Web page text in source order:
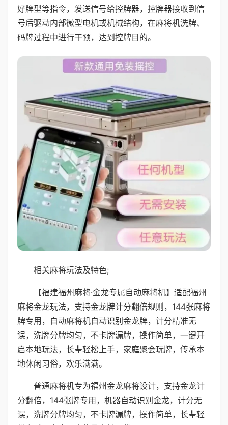
好牌型等指令，发送信号给控牌器，控牌器接收到信
号后驱动内部微型电机或机械结构，在麻将机洗牌、
码牌过程中进行干预，达到控牌目的。
相关麻将玩法及特色;
【福建福州麻将·金龙专属自动麻将机】适配福州
麻将金龙玩法，支持金龙牌计分翻倍规则，144张麻将
牌专用，自动麻将机自动识别金龙牌，计分精准无
误，洗牌分牌均匀，不卡牌漏牌，操作简单，一键开
启本地玩法，长辈轻松上手，家庭聚会玩牌，传承本
地休闲习俗，欢乐满满。
普通麻将机专为福州金龙麻将设计，支持金龙计
分翻倍，144张牌专用，机器自动识别金龙，计分无
误，洗牌分牌均匀，不卡牌漏牌，操作简单，长辈轻